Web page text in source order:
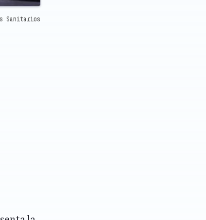
Sanitarios